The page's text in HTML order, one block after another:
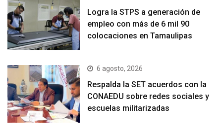
Logra la STPS a generación de
empleo con más de 6 mil 90
colocaciones en Tamaulipas
6 agosto, 2026
Respalda la SET acuerdos con la
CONAEDU sobre redes sociales y
escuelas militarizadas